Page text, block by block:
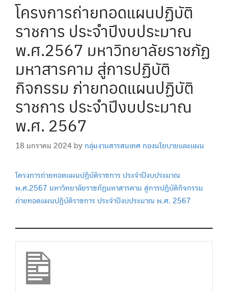
โครงการถ่ายทอดแผนปฏิบัติ
ราชการ ประจำปีงบประมาณ
พ.ศ.2567 มหาวิทยาลัยราชภัฏ
มหาสารคาม สู่การปฏิบัติ
กิจกรรม ภ่ายทอดแผนปฏิบัติ
ราชการ ประจำปีงบประมาณ
พ.ศ. 2567
18 มกราคม 2024 by กลุ่มงานสารสนเทศ กองนโยบายและแผน
โครงการถ่ายทอดแผนปฏิบัติราชการ ประจำปีงบประมาณ
พ.ศ.2567 มหาวิทยาลัยราชภัฏมหาสารคาม สู่การปฏิบัติกิจกรรม
ภ่ายทอดแผนปฏิบัติราชการ ประจำปีงบประมาณ พ.ศ. 2567